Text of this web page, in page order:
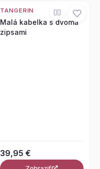
TANGERIN
Malá kabelka s dvoma
zipsami
39,95 €